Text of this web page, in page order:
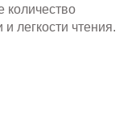
количество
легкости чтения.